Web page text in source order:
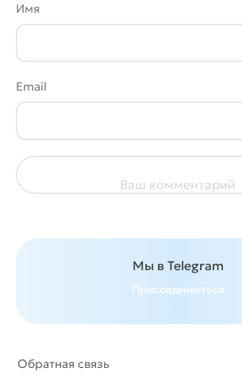
Имя
Email
Ваш комментарий
Мы в Telegram
Присоединиться
Обратная связь